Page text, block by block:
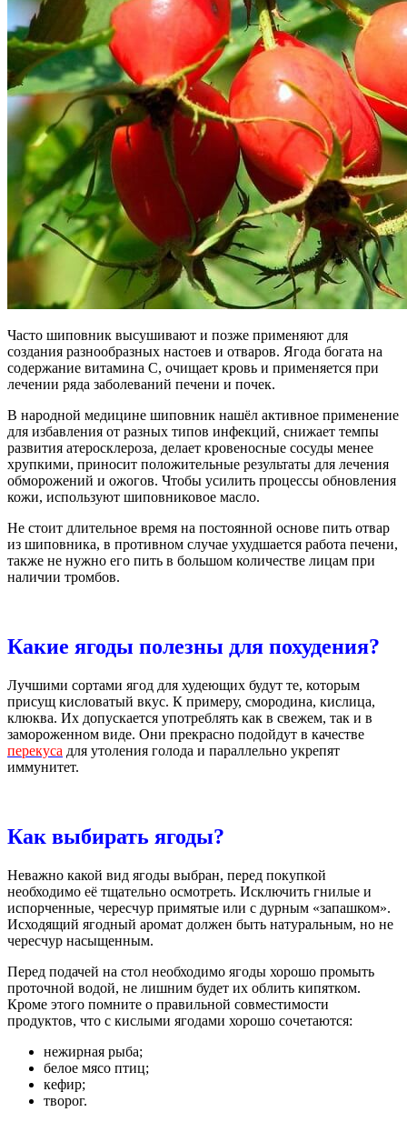
Часто шиповник высушивают и позже применяют для
создания разнообразных настоев и отваров. Ягода богата на
содержание витамина С, очищает кровь и применяется при
лечении ряда заболеваний печени и почек.
В народной медицине шиповник нашёл активное применение
для избавления от разных типов инфекций, снижает темпы
развития атеросклероза, делает кровеносные сосуды менее
хрупкими, приносит положительные результаты для лечения
обморожений и ожогов. Чтобы усилить процессы обновления
кожи, используют шиповниковое масло.
Не стоит длительное время на постоянной основе пить отвар
из шиповника, в противном случае ухудшается работа печени,
также не нужно его пить в большом количестве лицам при
наличии тромбов.
Какие ягоды полезны для похудения?
Лучшими сортами ягод для худеющих будут те, которым
присущ кисловатый вкус. К примеру, смородина, кислица,
клюква. Их допускается употреблять как в свежем, так и в
замороженном виде. Они прекрасно подойдут в качестве
перекуса для утоления голода и параллельно укрепят
иммунитет.
Как выбирать ягоды?
Неважно какой вид ягоды выбран, перед покупкой
необходимо её тщательно осмотреть. Исключить гнилые и
испорченные, чересчур примятые или с дурным «запашком».
Исходящий ягодный аромат должен быть натуральным, но не
чересчур насыщенным.
Перед подачей на стол необходимо ягоды хорошо промыть
проточной водой, не лишним будет их облить кипятком.
Кроме этого помните о правильной совместимости
продуктов, что с кислыми ягодами хорошо сочетаются:
нежирная рыба;
белое мясо птиц;
кефир;
творог.